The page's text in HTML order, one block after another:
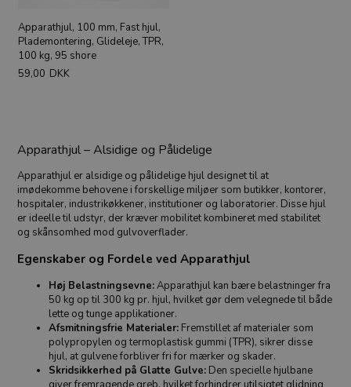
Apparathjul, 100 mm, Fast hjul,
Plademontering, Glideleje, TPR,
100 kg, 95 shore
59,00 DKK
Apparathjul – Alsidige og Pålidelige
Apparathjul er alsidige og pålidelige hjul designet til at
imødekomme behovene i forskellige miljøer som butikker, kontorer,
hospitaler, industrikøkkener, institutioner og laboratorier. Disse hjul
er ideelle til udstyr, der kræver mobilitet kombineret med stabilitet
og skånsomhed mod gulvoverflader.
Egenskaber og Fordele ved Apparathjul
Høj Belastningsevne:Apparathjul kan bære belastninger fra
50 kg op til 300 kg pr. hjul, hvilket gør dem velegnede til både
lette og tunge applikationer.
Afsmitningsfrie Materialer: Fremstillet af materialer som
polypropylen og termoplastisk gummi (TPR), sikrer disse
hjul, at gulvene forbliver fri for mærker og skader.
Skridsikkerhed på Glatte Gulve: Den specielle hjulbane